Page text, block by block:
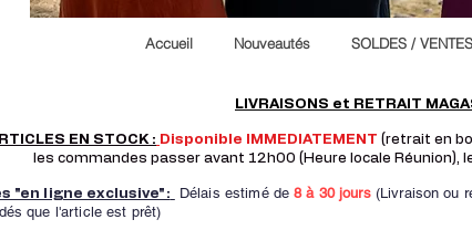
Accueil Nouveautés SOLDES /
LIVRAISONS et RETRAIT
EN STOCK : Disponible IMMEDIATEMENT (retrait en
les commandes passer avant 12h00 (Heure locale Réunion),
"en ligne exclusive": Délais estimé de8 à 30 jours(Livraison ou
que l'article est prêt)